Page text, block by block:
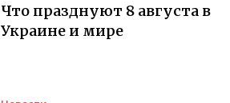
Что празднуют 8 августа в
Украине и мире